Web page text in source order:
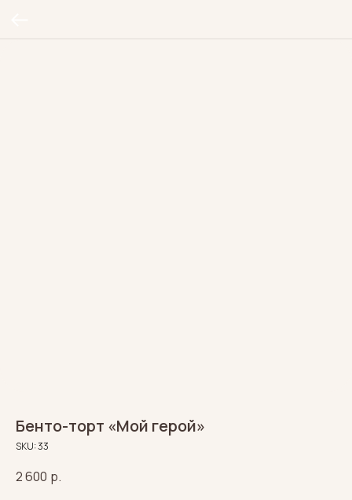
Бенто-торт «Мой герой»
SKU:33
2 600 р.